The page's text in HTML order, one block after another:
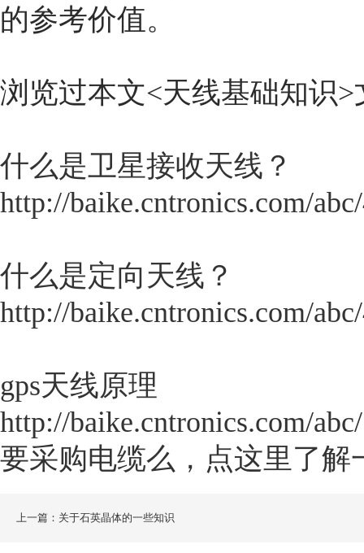
的参考价值。
浏览过本文<天线基础知识>
什么是卫星接收天线？
http://baike.cntronics.com/
什么是定向天线？
http://baike.cntronics.com/
gps天线原理
http://baike.cntronics.com/
要采购电缆么，点这里了解
上一篇：关于石英晶体的一些知识